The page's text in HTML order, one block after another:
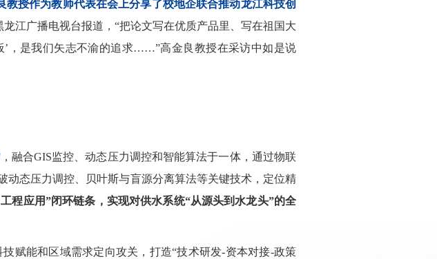
教授作为教师代表在会上分享了校地企联合推动龙江科技创
江广播电视台报道，“把论文写在优质产品里、写在祖国大
’，是我们矢志不渝的追求……”高金良教授在采访中如是说
，融合GIS监控、动态压力调控和智能算法于一体，通过物联
动态压力调控、贝叶斯与盲源分离算法等关键技术，定位精
应用”‌闭环链条，实现对供水系统“从源头到水龙头”的全
赋能和区域需求定向攻关，打造“技术研发-资本对接-政策